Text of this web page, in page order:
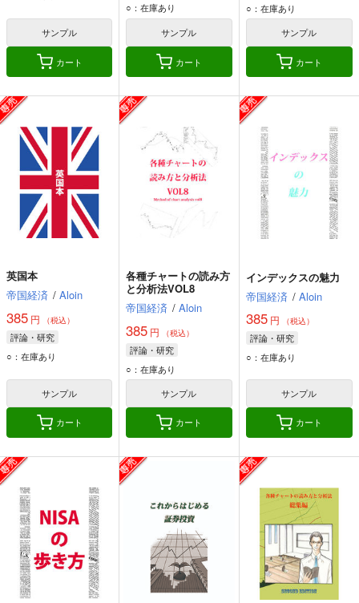
サンプル
カート
○：在庫あり
サンプル
カート
○：在庫あり
サンプル
カート
英国本
帝国経済 / Aloin
385 円 （税込）
評論・研究
○：在庫あり
サンプル
カート
各種チャートの読み方
と分析法VOL8
帝国経済 / Aloin
385 円 （税込）
評論・研究
○：在庫あり
サンプル
カート
インデックスの魅力
帝国経済 / Aloin
385円 （税込）
評論・研究
○：在庫あり
サンプル
カート